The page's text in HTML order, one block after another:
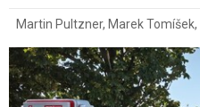
Martin Pultzner, Marek Tomíšek,